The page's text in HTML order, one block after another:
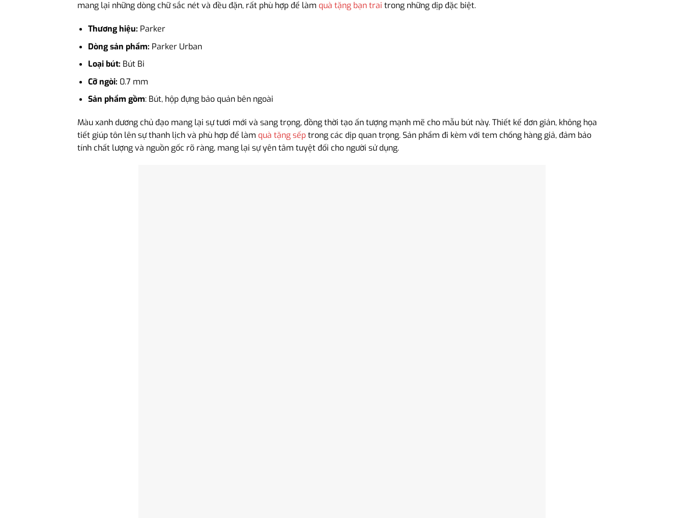
mang lại những dòng chữ sắc nét và đều đặn, rất phù hợp để làm quà tặng bạn trai trong những dịp đặc biệt.
Thương hiệu: Parker
Dòng sản phẩm: Parker Urban
Loại bút: Bút Bi
Cỡ ngòi: 0.7 mm
Sản phẩm gồm: Bút, hộp đựng bảo quản bên ngoài
Màu xanh dương chủ đạo mang lại sự tươi mới và sang trọng, đồng thời tạo ấn tượng mạnh mẽ cho mẫu bút này. Thiết kế đơn giản, không họa
tiết giúp tôn lên sự thanh lịch và phù hợp để làm quà tặng sếptrong các dịp quan trọng. Sản phẩm đi kèm với tem chống hàng giả, đảm bảo
tính chất lượng và nguồn gốc rõ ràng, mang lại sự yên tâm tuyệt đối cho người sử dụng.